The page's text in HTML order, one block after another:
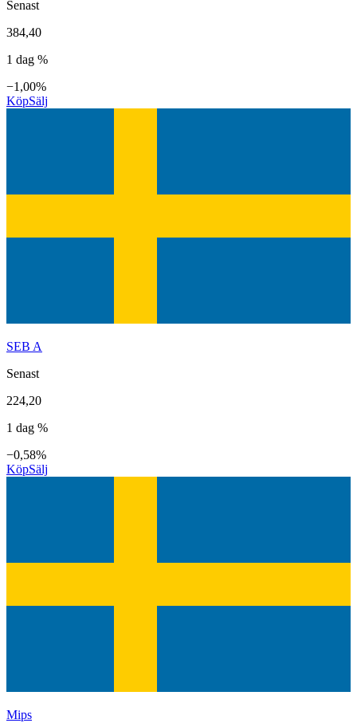
Senast
384,40
1 dag %
−1,00%
KöpSälj
SEB A
Senast
224,20
1 dag %
−0,58%
KöpSälj
Mips